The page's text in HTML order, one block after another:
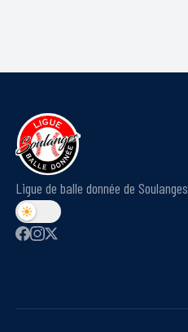
Ligue de balle donnée de Soulanges